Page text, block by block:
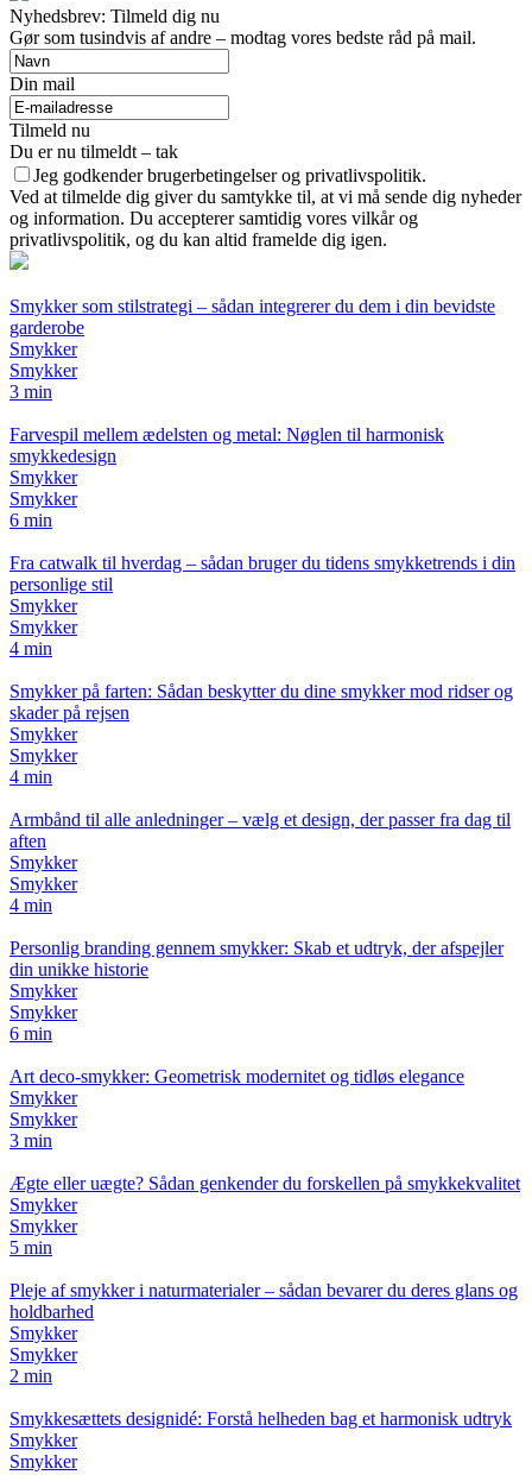
Nyhedsbrev: Tilmeld dig nu
Gør som tusindvis af andre – modtag vores bedste råd på mail.
Din mail
Tilmeld nu
Du er nu tilmeldt – tak
Jeg godkender brugerbetingelser og privatlivspolitik.
Ved at tilmelde dig giver du samtykke til, at vi må sende dig nyheder
og information. Du accepterer samtidig vores vilkår og
privatlivspolitik, og du kan altid framelde dig igen.
Smykker som stilstrategi – sådan integrerer du dem i din bevidste
garderobe
Smykker
Smykker
3 min
Farvespil mellem ædelsten og metal: Nøglen til harmonisk
smykkedesign
Smykker
Smykker
6 min
Fra catwalk til hverdag – sådan bruger du tidens smykketrends i din
personlige stil
Smykker
Smykker
4 min
Smykker på farten: Sådan beskytter du dine smykker mod ridser og
skader på rejsen
Smykker
Smykker
4 min
Armbånd til alle anledninger – vælg et design, der passer fra dag til
aften
Smykker
Smykker
4 min
Personlig branding gennem smykker: Skab et udtryk, der afspejler
din unikke historie
Smykker
Smykker
6 min
Art deco-smykker: Geometrisk modernitet og tidløs elegance
Smykker
Smykker
3 min
Ægte eller uægte? Sådan genkender du forskellen på smykkekvalitet
Smykker
Smykker
5 min
Pleje af smykker i naturmaterialer – sådan bevarer du deres glans og
holdbarhed
Smykker
Smykker
2 min
Smykkesættets designidé: Forstå helheden bag et harmonisk udtryk
Smykker
Smykker